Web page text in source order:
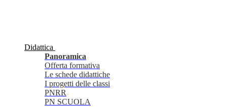
Didattica
Panoramica
Offerta formativa
Le schede didattiche
I progetti delle classi
PNRR
PN SCUOLA